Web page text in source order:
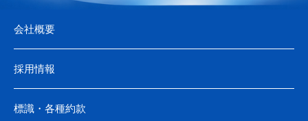
会社概要
採用情報
標識・各種約款